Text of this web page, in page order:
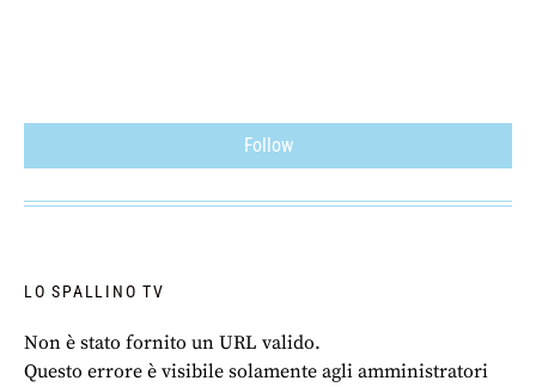
Follow
LO SPALLINO TV
Non è stato fornito un URL valido.
Questo errore è visibile solamente agli amministratori